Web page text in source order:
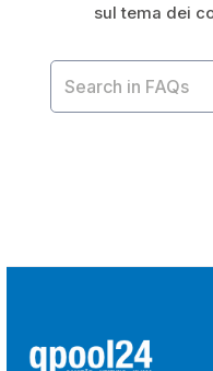
sul tema dei